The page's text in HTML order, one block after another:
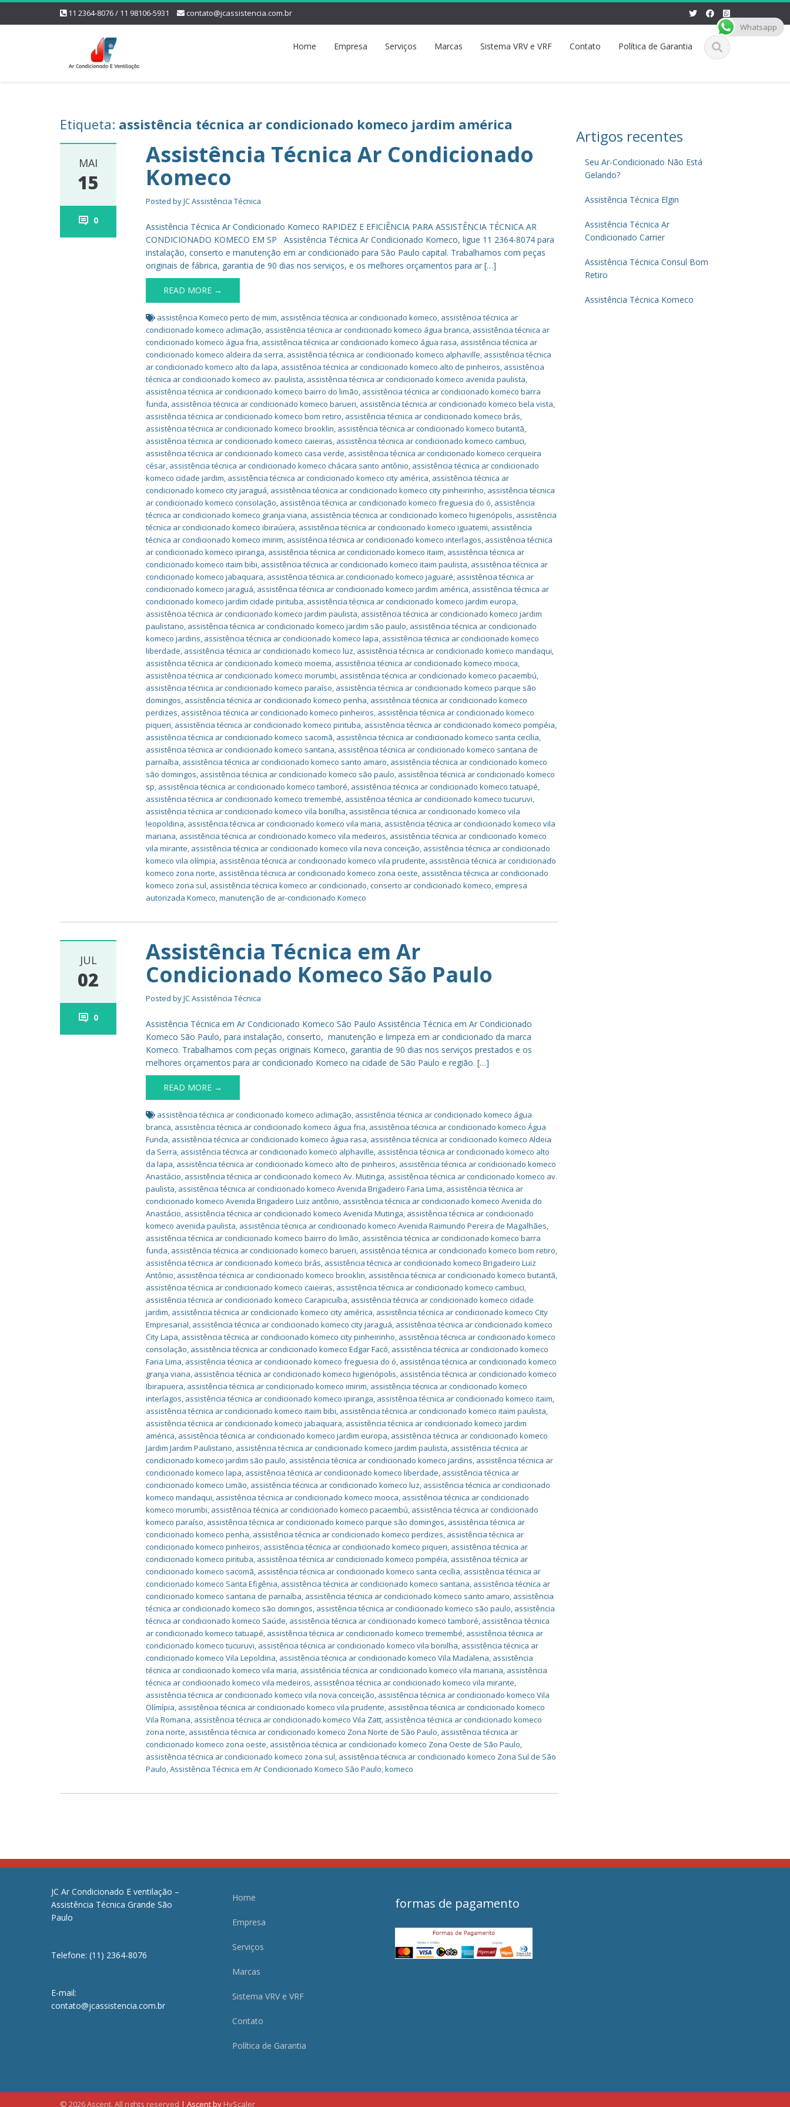
11 2364-8076 / 11 98106-5931 contato@jcassistencia.com.br
Home Empresa Serviços Marcas Sistema VRV e VRF Contato Política de Garantia
Etiqueta: assistência técnica ar condicionado komeco jardim américa
MAI
15
0
Assistência Técnica Ar Condicionado
Komeco
Posted byJC Assistência Técnica
Assistência Técnica Ar Condicionado Komeco RAPIDEZ E EFICIÊNCIA PARA ASSISTÊNCIA TÉCNICA AR
CONDICIONADO KOMECO EM SP Assistência Técnica Ar Condicionado Komeco, ligue 11 2364-8074 para
instalação, conserto e manutenção em ar condicionado para São Paulo capital. Trabalhamos com peças
originais de fábrica, garantia de 90 dias nos serviços, e os melhores orçamentos para ar […]
READ MORE →
assistência Komeco perto de mim, assistência técnica ar condicionado komeco, assistência técnica ar
condicionado komeco aclimação, assistência técnica ar condicionado komeco água branca, assistência técnica ar
condicionado komeco água fria, assistência técnica ar condicionado komeco água rasa, assistência técnica ar
condicionado komeco aldeira da serra, assistência técnica ar condicionado komeco alphaville, assistência técnica
ar condicionado komeco alto da lapa, assistência técnica ar condicionado komeco alto de pinheiros, assistência
técnica ar condicionado komeco av. paulista, assistência técnica ar condicionado komeco avenida paulista,
assistência técnica ar condicionado komeco bairro do limão, assistência técnica ar condicionado komeco barra
funda, assistência técnica ar condicionado komeco barueri, assistência técnica ar condicionado komeco bela vista,
assistência técnica ar condicionado komeco bom retiro, assistência técnica ar condicionado komeco brás,
assistência técnica ar condicionado komeco brooklin, assistência técnica ar condicionado komeco butantã,
assistência técnica ar condicionado komeco caieiras, assistência técnica ar condicionado komeco cambuci,
assistência técnica ar condicionado komeco casa verde, assistência técnica ar condicionado komeco cerqueira
césar, assistência técnica ar condicionado komeco chácara santo antônio, assistência técnica ar condicionado
komeco cidade jardim, assistência técnica ar condicionado komeco city américa, assistência técnica ar
condicionado komeco city jaraguá, assistência técnica ar condicionado komeco city pinheirinho, assistência técnica
ar condicionado komeco consolação, assistência técnica ar condicionado komeco freguesia do ó, assistência
técnica ar condicionado komeco granja viana, assistência técnica ar condicionado komeco higienópolis, assistência
técnica ar condicionado komeco ibiraúera, assistência técnica ar condicionado komeco iguatemi, assistência
técnica ar condicionado komeco imirim, assistência técnica ar condicionado komeco interlagos, assistência técnica
ar condicionado komeco ipiranga, assistência técnica ar condicionado komeco itaim, assistência técnica ar
condicionado komeco itaim bibi, assistência técnica ar condicionado komeco itaim paulista, assistência técnica ar
condicionado komeco jabaquara, assistência técnica ar condicionado komeco jaguaré, assistência técnica ar
condicionado komeco jaraguá, assistência técnica ar condicionado komeco jardim américa, assistência técnica ar
condicionado komeco jardim cidade pirituba, assistência técnica ar condicionado komeco jardim europa,
assistência técnica ar condicionado komeco jardim paulista, assistência técnica ar condicionado komeco jardim
paulistano, assistência técnica ar condicionado komeco jardim são paulo, assistência técnica ar condicionado
komeco jardins, assistência técnica ar condicionado komeco lapa, assistência técnica ar condicionado komeco
liberdade, assistência técnica ar condicionado komeco luz, assistência técnica ar condicionado komeco mandaqui,
assistência técnica ar condicionado komeco moema, assistência técnica ar condicionado komeco mooca,
assistência técnica ar condicionado komeco morumbi, assistência técnica ar condicionado komeco pacaembú,
assistência técnica ar condicionado komeco paraíso, assistência técnica ar condicionado komeco parque são
domingos, assistência técnica ar condicionado komeco penha, assistência técnica ar condicionado komeco
perdizes, assistência técnica ar condicionado komeco pinheiros, assistência técnica ar condicionado komeco
piqueri, assistência técnica ar condicionado komeco pirituba, assistência técnica ar condicionado komeco pompéia,
assistência técnica ar condicionado komeco sacomã, assistência técnica ar condicionado komeco santa cecília,
assistência técnica ar condicionado komeco santana, assistência técnica ar condicionado komeco santana de
parnaíba, assistência técnica ar condicionado komeco santo amaro, assistência técnica ar condicionado komeco
são domingos, assistência técnica ar condicionado komeco são paulo, assistência técnica ar condicionado komeco
sp, assistência técnica ar condicionado komeco tamboré, assistência técnica ar condicionado komeco tatuapé,
assistência técnica ar condicionado komeco tremembé, assistência técnica ar condicionado komeco tucuruvi,
assistência técnica ar condicionado komeco vila bonilha, assistência técnica ar condicionado komeco vila
leopoldina, assistência técnica ar condicionado komeco vila maria, assistência técnica ar condicionado komeco vila
mariana, assistência técnica ar condicionado komeco vila medeiros, assistência técnica ar condicionado komeco
vila mirante, assistência técnica ar condicionado komeco vila nova conceição, assistência técnica ar condicionado
komeco vila olímpia, assistência técnica ar condicionado komeco vila prudente, assistência técnica ar condicionado
komeco zona norte, assistência técnica ar condicionado komeco zona oeste, assistência técnica ar condicionado
komeco zona sul, assistência técnica komeco ar condicionado,conserto ar condicionado komeco,empresa
autorizada Komeco,manutenção de ar-condicionado Komeco
JUL
02
0
Assistência Técnica em Ar
Condicionado Komeco São Paulo
Posted byJC Assistência Técnica
Assistência Técnica em Ar Condicionado Komeco São Paulo Assistência Técnica em Ar Condicionado
Komeco São Paulo, para instalação, conserto, manutenção e limpeza em ar condicionado da marca
Komeco. Trabalhamos com peças originais Komeco, garantia de 90 dias nos serviços prestados e os
melhores orçamentos para ar condicionado Komeco na cidade de São Paulo e região. […]
READ MORE →
assistência técnica ar condicionado komeco aclimação, assistência técnica ar condicionado komeco água
branca, assistência técnica ar condicionado komeco água fria, assistência técnica ar condicionado komeco Água
Funda, assistência técnica ar condicionado komeco água rasa, assistência técnica ar condicionado komeco Aldeia
da Serra, assistência técnica ar condicionado komeco alphaville, assistência técnica ar condicionado komeco alto
da lapa, assistência técnica ar condicionado komeco alto de pinheiros, assistência técnica ar condicionado komeco
Anastácio, assistência técnica ar condicionado komeco Av. Mutinga, assistência técnica ar condicionado komeco av.
paulista, assistência técnica ar condicionado komeco Avenida Brigadeiro Faria Lima, assistência técnica ar
condicionado komeco Avenida Brigadeiro Luiz antônio, assistência técnica ar condicionado komeco Avenida do
Anastácio, assistência técnica ar condicionado komeco Avenida Mutinga, assistência técnica ar condicionado
komeco avenida paulista, assistência técnica ar condicionado komeco Avenida Raimundo Pereira de Magalhães,
assistência técnica ar condicionado komeco bairro do limão, assistência técnica ar condicionado komeco barra
funda, assistência técnica ar condicionado komeco barueri, assistência técnica ar condicionado komeco bom retiro,
assistência técnica ar condicionado komeco brás, assistência técnica ar condicionado komeco Brigadeiro Luiz
Antônio, assistência técnica ar condicionado komeco brooklin, assistência técnica ar condicionado komeco butantã,
assistência técnica ar condicionado komeco caieiras, assistência técnica ar condicionado komeco cambuci,
assistência técnica ar condicionado komeco Carapicuíba, assistência técnica ar condicionado komeco cidade
jardim, assistência técnica ar condicionado komeco city américa, assistência técnica ar condicionado komeco City
Empresarial, assistência técnica ar condicionado komeco city jaraguá, assistência técnica ar condicionado komeco
City Lapa, assistência técnica ar condicionado komeco city pinheirinho, assistência técnica ar condicionado komeco
consolação, assistência técnica ar condicionado komeco Edgar Facó, assistência técnica ar condicionado komeco
Faria Lima, assistência técnica ar condicionado komeco freguesia do ó, assistência técnica ar condicionado komeco
granja viana, assistência técnica ar condicionado komeco higienópolis, assistência técnica ar condicionado komeco
Ibirapuera, assistência técnica ar condicionado komeco imirim, assistência técnica ar condicionado komeco
interlagos, assistência técnica ar condicionado komeco ipiranga, assistência técnica ar condicionado komeco itaim,
assistência técnica ar condicionado komeco itaim bibi, assistência técnica ar condicionado komeco itaim paulista,
assistência técnica ar condicionado komeco jabaquara, assistência técnica ar condicionado komeco jardim
américa, assistência técnica ar condicionado komeco jardim europa, assistência técnica ar condicionado komeco
Jardim Jardim Paulistano, assistência técnica ar condicionado komeco jardim paulista, assistência técnica ar
condicionado komeco jardim são paulo, assistência técnica ar condicionado komeco jardins, assistência técnica ar
condicionado komeco lapa, assistência técnica ar condicionado komeco liberdade, assistência técnica ar
condicionado komeco Limão, assistência técnica ar condicionado komeco luz, assistência técnica ar condicionado
komeco mandaqui, assistência técnica ar condicionado komeco mooca, assistência técnica ar condicionado
komeco morumbi, assistência técnica ar condicionado komeco pacaembú, assistência técnica ar condicionado
komeco paraíso, assistência técnica ar condicionado komeco parque são domingos, assistência técnica ar
condicionado komeco penha, assistência técnica ar condicionado komeco perdizes, assistência técnica ar
condicionado komeco pinheiros, assistência técnica ar condicionado komeco piqueri, assistência técnica ar
condicionado komeco pirituba, assistência técnica ar condicionado komeco pompéia, assistência técnica ar
condicionado komeco sacomã, assistência técnica ar condicionado komeco santa cecília, assistência técnica ar
condicionado komeco Santa Efigênia, assistência técnica ar condicionado komeco santana, assistência técnica ar
condicionado komeco santana de parnaíba, assistência técnica ar condicionado komeco santo amaro, assistência
técnica ar condicionado komeco são domingos, assistência técnica ar condicionado komeco são paulo, assistência
técnica ar condicionado komeco Saúde, assistência técnica ar condicionado komeco tamboré, assistência técnica
ar condicionado komeco tatuapé, assistência técnica ar condicionado komeco tremembé, assistência técnica ar
condicionado komeco tucuruvi, assistência técnica ar condicionado komeco vila bonilha, assistência técnica ar
condicionado komeco Vila Lepoldina, assistência técnica ar condicionado komeco Vila Madalena, assistência
técnica ar condicionado komeco vila maria, assistência técnica ar condicionado komeco vila mariana, assistência
técnica ar condicionado komeco vila medeiros, assistência técnica ar condicionado komeco vila mirante,
assistência técnica ar condicionado komeco vila nova conceição, assistência técnica ar condicionado komeco Vila
Olímípia, assistência técnica ar condicionado komeco vila prudente, assistência técnica ar condicionado komeco
Vila Romana, assistência técnica ar condicionado komeco Vila Zatt, assistência técnica ar condicionado komeco
zona norte, assistência técnica ar condicionado komeco Zona Norte de São Paulo, assistência técnica ar
condicionado komeco zona oeste, assistência técnica ar condicionado komeco Zona Oeste de São Paulo,
assistência técnica ar condicionado komeco zona sul, assistência técnica ar condicionado komeco Zona Sul de São
Paulo,Assistência Técnica em Ar Condicionado Komeco São Paulo,komeco
Artigos recentes
Seu Ar-Condicionado Não Está
Gelando?
Assistência Técnica Elgin
Assistência Técnica Ar
Condicionado Carrier
Assistência Técnica Consul Bom
Retiro
Assistência Técnica Komeco
JC Ar Condicionado E ventilação –
Assistência Técnica Grande São
Paulo
Telefone: (11) 2364-8076
E-mail:
contato@jcassistencia.com.br
Home
Empresa
Serviços
Marcas
Sistema VRV e VRF
Contato
Política de Garantia
formas de pagamento
© 2026 Ascent. All rights reserved | Ascent by HyScaler
Whatsapp